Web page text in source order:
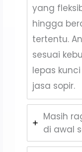
yang
hingga
tertentu.
sesuai
lepas
jasa sopir.
Masih
di awal